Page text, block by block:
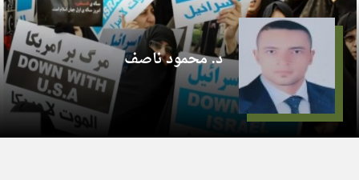
د. محمود ناصف